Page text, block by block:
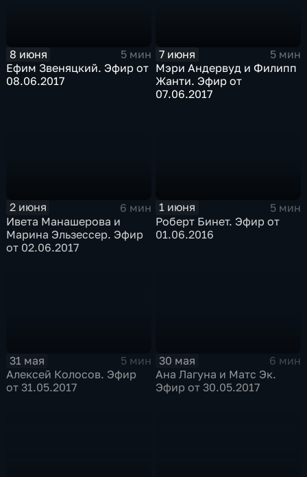
8 июня
5 мин
Ефим Звеняцкий. Эфир от
08.06.2017
7 июня
5 мин
Мэри Андервуд и Филипп
Жанти. Эфир от
07.06.2017
2 июня
6 мин
Ивета Манашерова и
Марина Эльзессер. Эфир
от 02.06.2017
1 июня
5 мин
Роберт Бинет. Эфир от
01.06.2016
31 мая
5 мин
Алексей Колосов. Эфир
от 31.05.2017
30 мая
6 мин
Ана Лагуна и Матс Эк.
Эфир от 30.05.2017